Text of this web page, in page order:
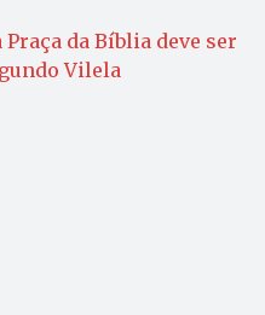
da Bíblia deve ser
Vilela